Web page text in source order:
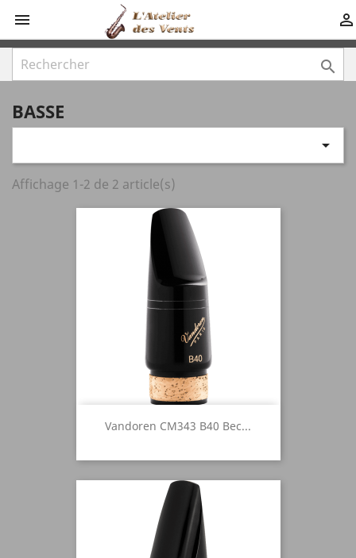
 

BASSE

Affichage 1-2 de 2 article(s)
Vandoren CM343 B40 Bec...